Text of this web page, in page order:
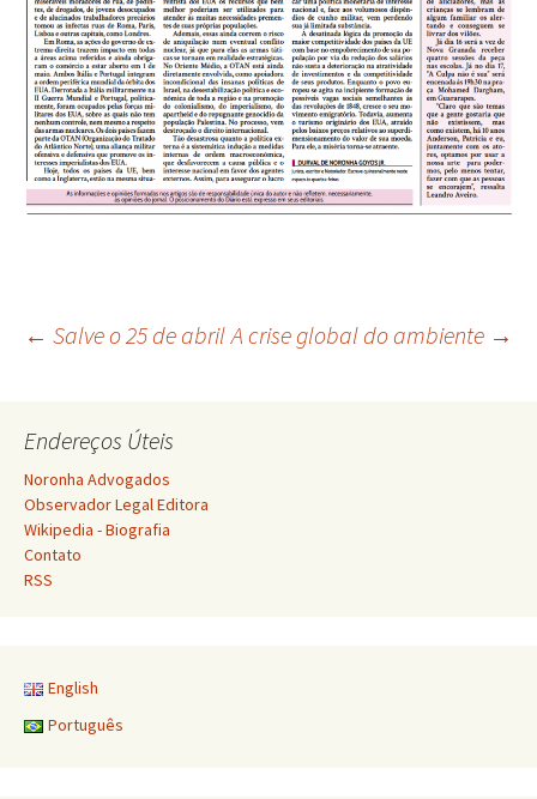
Navegação
de
posts
← Salve o 25 de abril A crise global do ambiente →
Endereços Úteis
Noronha Advogados
Observador Legal Editora
Wikipedia - Biografia
Contato
RSS
English
Português